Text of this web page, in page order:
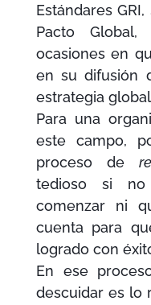
Estándares
Pacto
ocasiones en
en su difusión
estrategia
Para una
este campo,
proceso de
tedioso si
comenzar ni
cuenta para
logrado con
En ese
descuidar es lo